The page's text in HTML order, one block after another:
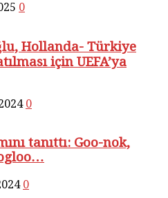
0
Hollanda- Türkiye
için UEFA’ya
0
tanıttı: Goo-nok,
0